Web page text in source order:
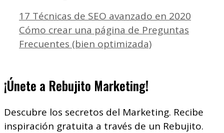
17 Técnicas de SEO avanzado en 2020
Cómo crear una página de Preguntas
Frecuentes (bien optimizada)
¡Únete a Rebujito Marketing!
Descubre los secretos del Marketing. Recibe
inspiración gratuita a través de un Rebujito.